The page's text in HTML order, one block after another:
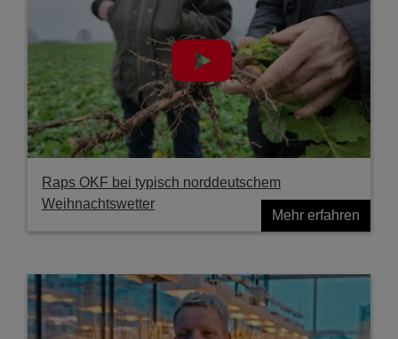
Raps OKF bei typisch norddeutschem
Weihnachtswetter
Mehr erfahren